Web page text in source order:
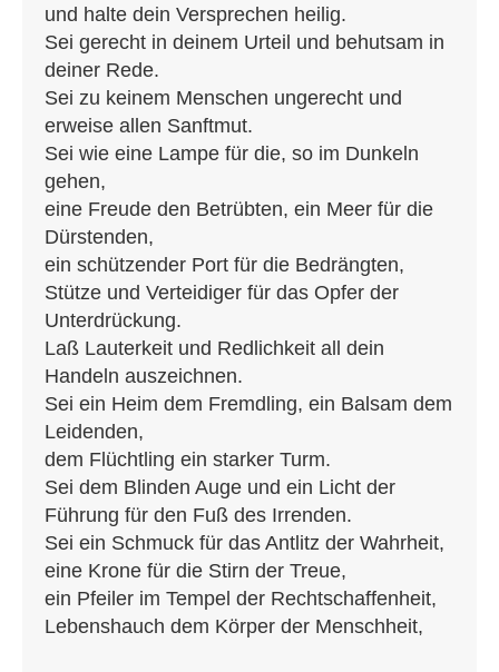
und halte dein Versprechen heilig.
Sei gerecht in deinem Urteil und behutsam in
deiner Rede.
Sei zu keinem Menschen ungerecht und
erweise allen Sanftmut.
Sei wie eine Lampe für die, so im Dunkeln
gehen,
eine Freude den Betrübten, ein Meer für die
Dürstenden,
ein schützender Port für die Bedrängten,
Stütze und Verteidiger für das Opfer der
Unterdrückung.
Laß Lauterkeit und Redlichkeit all dein
Handeln auszeichnen.
Sei ein Heim dem Fremdling, ein Balsam dem
Leidenden,
dem Flüchtling ein starker Turm.
Sei dem Blinden Auge und ein Licht der
Führung für den Fuß des Irrenden.
Sei ein Schmuck für das Antlitz der Wahrheit,
eine Krone für die Stirn der Treue,
ein Pfeiler im Tempel der Rechtschaffenheit,
Lebenshauch dem Körper der Menschheit,